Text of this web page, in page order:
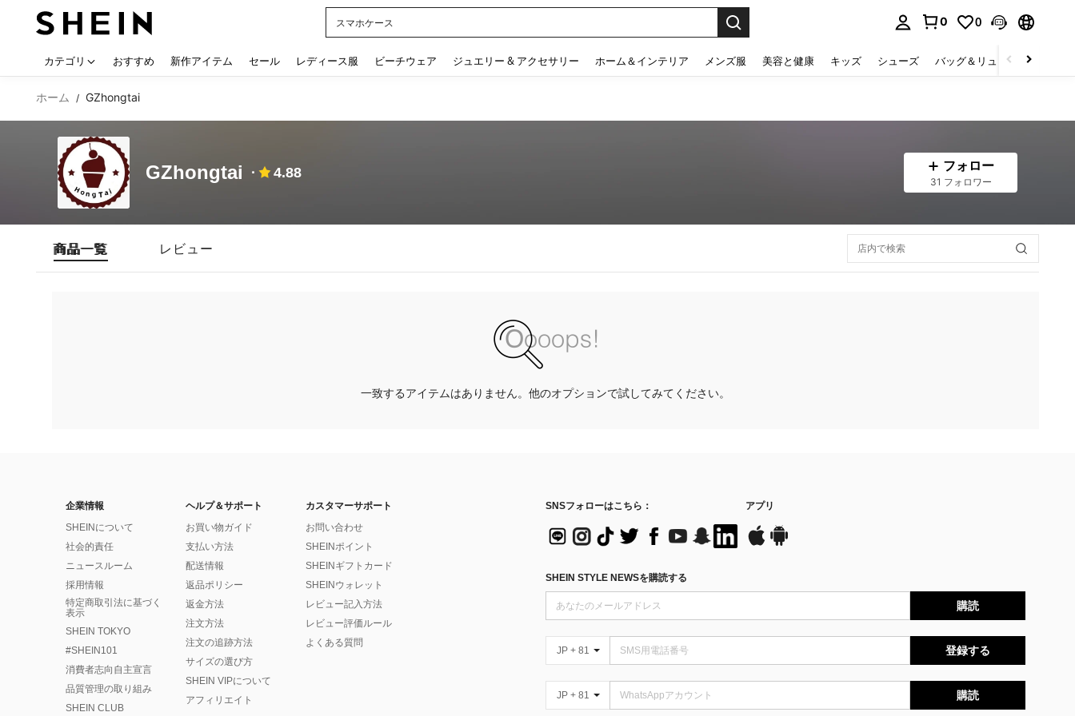
スマホケース
0 0
カテゴリ おすすめ 新作アイテム セール レディース服 ビーチウェア ジュエリー & アクセサリー ホーム＆インテリア メンズ服 美容と健康 キッズ シューズ バッグ＆リュック
ホーム / GZhongtai
GZhongtai 4.88 フォロー
31 フォロワー
商品一覧 レビュー
一致するアイテムはありません。他のオプションで試してみてください。
企業情報
SHEINについて
社会的責任
ニュースルーム
採用情報
特定商取引法に基づく
表示
SHEIN TOKYO
#SHEIN101
消費者志向自主宣言
品質管理の取り組み
SHEIN CLUB
ヘルプ＆サポート
お買い物ガイド
支払い方法
配送情報
返品ポリシー
返金方法
注文方法
注文の追跡方法
サイズの選び方
SHEIN VIPについて
アフィリエイト
カスタマーサポート
お問い合わせ
SHEINポイント
SHEINギフトカード
SHEINウォレット
レビュー記入方法
レビュー評価ルール
よくある質問
SNSフォローはこちら： アプリ
SHEIN STYLE NEWSを購読する
購読
JP + 81 登録する
JP + 81 購読